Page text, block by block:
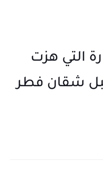
التي هزت
شقان فطر